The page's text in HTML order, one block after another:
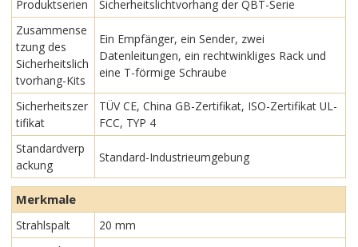
Produktserien
Sicherheitslichtvorhang der QBT-Serie
Zusammense
tzung des
Sicherheitslich
tvorhang-Kits
Ein Empfänger, ein Sender, zwei
Datenleitungen, ein rechtwinkliges Rack und
eine T-förmige Schraube
Sicherheitszer
tifikat
TÜV CE, China GB-Zertifikat, ISO-Zertifikat UL-
FCC, TYP 4
Standardverp
ackung
Standard-Industrieumgebung
Merkmale
Strahlspalt
20 mm